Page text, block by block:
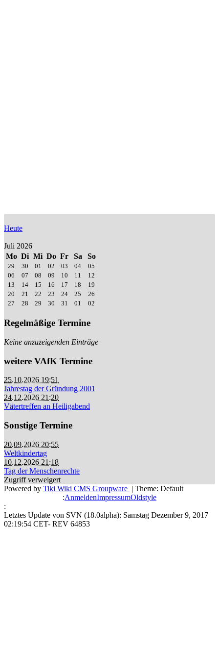
Heute
Juli 2026
Mo Di Mi Do Fr Sa So
29 30 01 02 03 04
05
06
07 08 09 10 11
12
13
14 15 16 17 18
19
20
21 22 23 24 25
26
27
28 29 30 31 01 02
Regelmäßige Termine
Keine anzuzeigenden Einträge
weitere VAfK Termine
25.10.2026 19:51
Jahrestag der Gründung 2001
24.12.2026 21:20
Vätertreffen an Heiligabend
Sonstige Termine
20.09.2026 20:55
Weltkindertag
10.12.2026 21:18
Tag der Menschenrechte
Zugriff verweigert
Powered by Tiki Wiki CMS Groupware | Theme: Default
:AnmeldenImpressumOldstyle
:
Letztes Update von SVN (18.0alpha): Samstag Dezember 9, 2017
02:19:54 CET- REV 64853